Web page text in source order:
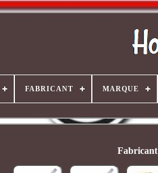
FABRICANT MARQUE